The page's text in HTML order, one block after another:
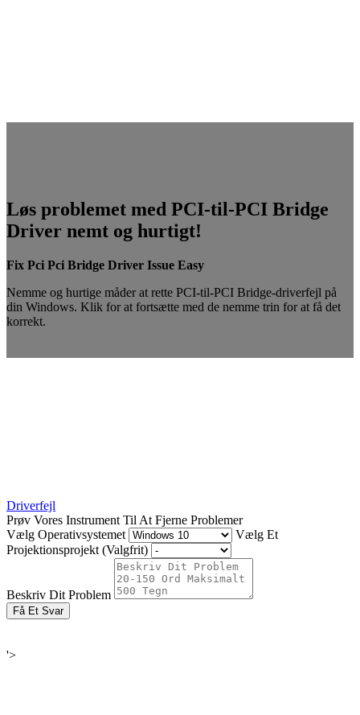
Løs problemet med PCI-til-PCI Bridge
Driver nemt og hurtigt!
Fix Pci Pci Bridge Driver Issue Easy
Nemme og hurtige måder at rette PCI-til-PCI Bridge-driverfejl på
din Windows. Klik for at fortsætte med de nemme trin for at få det
korrekt.
Driverfejl
Prøv Vores Instrument Til At Fjerne Problemer
Vælg Operativsystemet
Vælg Et
Projektionsprojekt (Valgfrit)
Beskriv Dit Problem
Få Et Svar
'>